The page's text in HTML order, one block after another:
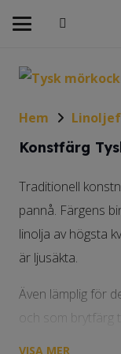
Hem
Konstfärg
Traditionell
pannå. Färgens
linolja av högsta
är ljusäkta.
Även lämplig för
och som
VISA MER